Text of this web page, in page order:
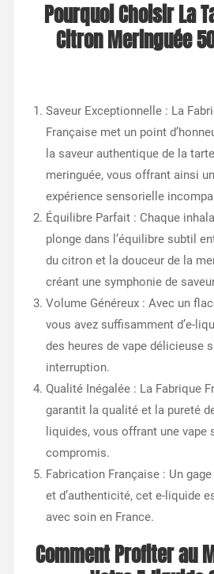
Pourquoi Choisir La
Citron Meringuée
Saveur Exceptionnelle : La
Française met un point
la saveur authentique de la
meringuée, vous offrant ainsi
expérience sensorielle
Équilibre Parfait : Chaque
plonge dans l’équilibre subtil
du citron et la douceur de la
créant une symphonie de
Volume Généreux : Avec un
vous avez suffisamment d’e-
des heures de vape délicieuse
interruption.
Qualité Inégalée : La Fabrique
garantit la qualité et la pureté
liquides, vous offrant une vape
compromis.
Fabrication Française : Un
et d’authenticité, cet e-liquide
avec soin en France.
Comment Profiter au